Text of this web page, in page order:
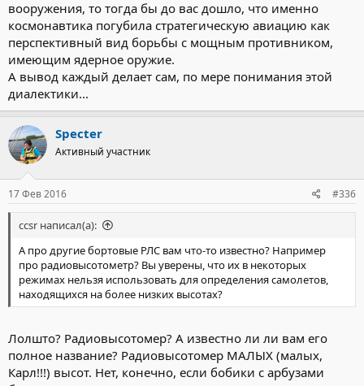
вооружения, то тогда бы до вас дошло, что именно
космонавтика погубила стратегическую авиацию как
перспективный вид борьбы с мощным противником,
имеющим ядерное оружие.
А вывод каждый делает сам, по мере понимания этой
диалектики...
Specter
Активный участник
17 Фев 2016 #336
ccsr написал(а):
А про другие бортовые РЛС вам что-то известно? Например
про радиовысотометр? Вы уверены, что их в некоторых
режимах нельзя использовать для определения самолетов,
находящихся на более низких высотах?
Лолшто? Радиовысотомер? А известно ли ли вам его
полное название? Радиовысотомер МАЛЫХ (малых,
Карл!!!) высот. Нет, конечно, если бобики с арбузами